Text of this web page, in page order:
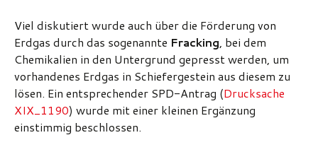
Viel diskutiert wurde auch über die Förderung von
Erdgas durch das sogenannte Fracking, bei dem
Chemikalien in den Untergrund gepresst werden, um
vorhandenes Erdgas in Schiefergestein aus diesem zu
lösen. Ein entsprechender SPD-Antrag (Drucksache
XIX_1190) wurde mit einer kleinen Ergänzung
einstimmig beschlossen.